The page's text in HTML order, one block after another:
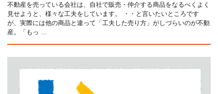
不動産を売っている会社は、自社で販売・仲介する商品をなるべくよく
見せようと、様々な工夫をしています。 ・・と言いたいところです
が、実際には他の商品と違って「工夫した売り方」がしづらいのが不動
産。「もっ …